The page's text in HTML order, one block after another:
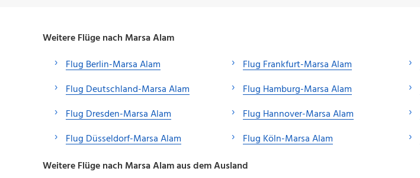
Weitere Flüge nach Marsa Alam
Flug Berlin-Marsa Alam
Flug Deutschland-Marsa Alam
Flug Dresden-Marsa Alam
Flug Düsseldorf-Marsa Alam
Flug Frankfurt-Marsa Alam
Flug Hamburg-Marsa Alam
Flug Hannover-Marsa Alam
Flug Köln-Marsa Alam
Weitere Flüge nach Marsa Alam aus dem Ausland